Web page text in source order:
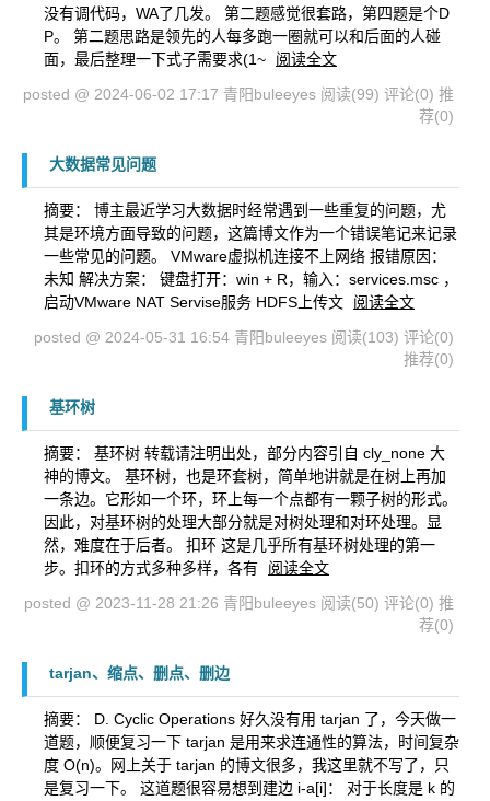
没有调代码，WA了几发。 第二题感觉很套路，第四题是个D
P。 第二题思路是领先的人每多跑一圈就可以和后面的人碰
面，最后整理一下式子需要求(1~
阅读全文
posted @ 2024-06-02 17:17 青阳buleeyes 阅读(99) 评论(0) 推
荐(0)
大数据常见问题
摘要： 博主最近学习大数据时经常遇到一些重复的问题，尤
其是环境方面导致的问题，这篇博文作为一个错误笔记来记录
一些常见的问题。 VMware虚拟机连接不上网络 报错原因：
未知 解决方案： 键盘打开：win + R，输入：services.msc ，
启动VMware NAT Servise服务 HDFS上传文
阅读全文
posted @ 2024-05-31 16:54 青阳buleeyes 阅读(103) 评论(0)
推荐(0)
基环树
摘要： 基环树 转载请注明出处，部分内容引自 cly_none 大
神的博文。 基环树，也是环套树，简单地讲就是在树上再加
一条边。它形如一个环，环上每一个点都有一颗子树的形式。
因此，对基环树的处理大部分就是对树处理和对环处理。显
然，难度在于后者。 扣环 这是几乎所有基环树处理的第一
步。扣环的方式多种多样，各有
阅读全文
posted @ 2023-11-28 21:26 青阳buleeyes 阅读(50) 评论(0) 推
荐(0)
tarjan、缩点、删点、删边
摘要： D. Cyclic Operations 好久没有用 tarjan 了，今天做一
道题，顺便复习一下 tarjan 是用来求连通性的算法，时间复杂
度 O(n)。网上关于 tarjan 的博文很多，我这里就不写了，只
是复习一下。 这道题很容易想到建边 i-a[i]： 对于长度是 k 的